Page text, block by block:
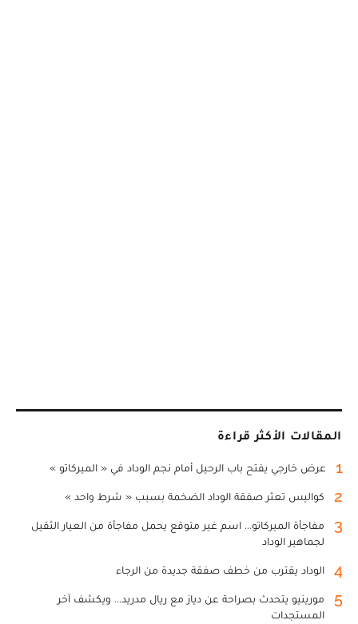
المقالات الأكثر قراءة
1 عرض خارجي يفتح باب الرحيل أمام نجم الوداد في « الميركاتو »
2 كواليس تعثر صفقة الوداد الضخمة بسبب « شرط واحد »
3
مفاجأة الميركاتو... اسم غير متوقع يحمل مفاجأة من العيار الثقيل
لجماهير الوداد
4 الوداد يقترب من خطف صفقة جديدة من الرجاء
5
مورينيو يتحدث بصراحة عن دياز مع ريال مدريد... ويكشف آخر
المستجدات